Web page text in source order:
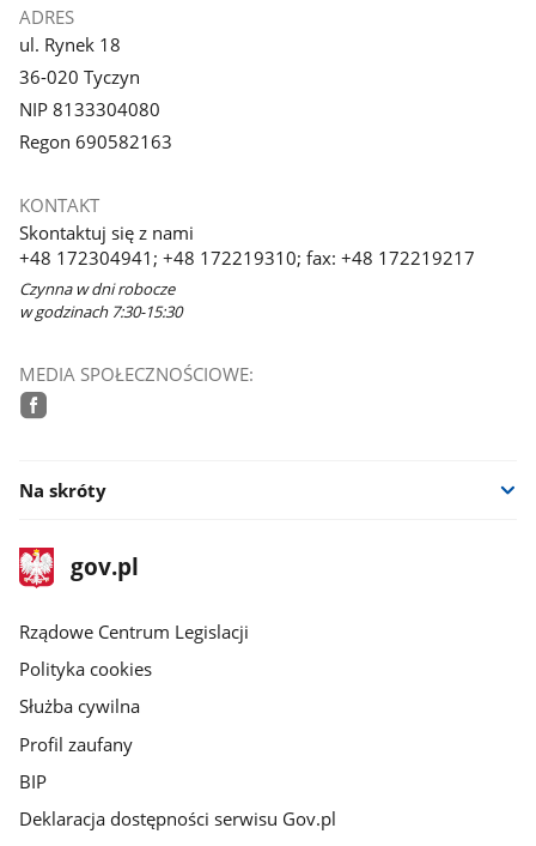
ADRES
ul. Rynek 18
36-020 Tyczyn
NIP 8133304080
Regon 690582163
KONTAKT
Skontaktuj się z nami
+48 172304941; +48 172219310; fax: +48 172219217
Czynna w dni robocze
w godzinach 7:30-15:30
MEDIA SPOŁECZNOŚCIOWE:
Na skróty
stopka
gov.plStrona
gov.pl
Rządowe Centrum Legislacji
Polityka cookies
Służba cywilna
Profil zaufany
BIP
Deklaracja dostępności serwisu Gov.pl